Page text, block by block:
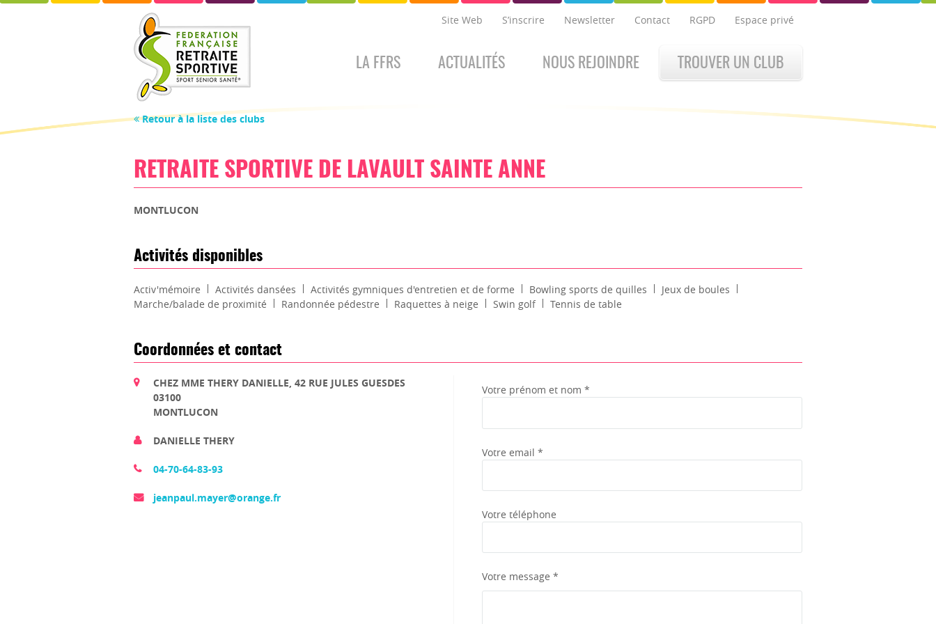
Site Web S’inscrire Newsletter Contact RGPD Espace privé
LA FFRS ACTUALITÉS NOUS REJOINDRE TROUVER UN CLUB
Retour à la liste des clubs
RETRAITE SPORTIVE DE LAVAULT SAINTE ANNE
MONTLUCON
Activités disponibles
Activ'mémoire Activités dansées Activités gymniques d'entretien et de forme Bowling sports de quilles
Jeux de boules
Marche/balade de proximité
Randonnée pédestre Raquettes à neige Swin golf Tennis de table
Coordonnées et contact
CHEZ MME THERY DANIELLE, 42 RUE JULES GUESDES
03100
MONTLUCON
DANIELLE THERY
04-70-64-83-93
jeanpaul.mayer@orange.fr
Votre prénom et nom *
Votre email *
Votre téléphone
Votre message *